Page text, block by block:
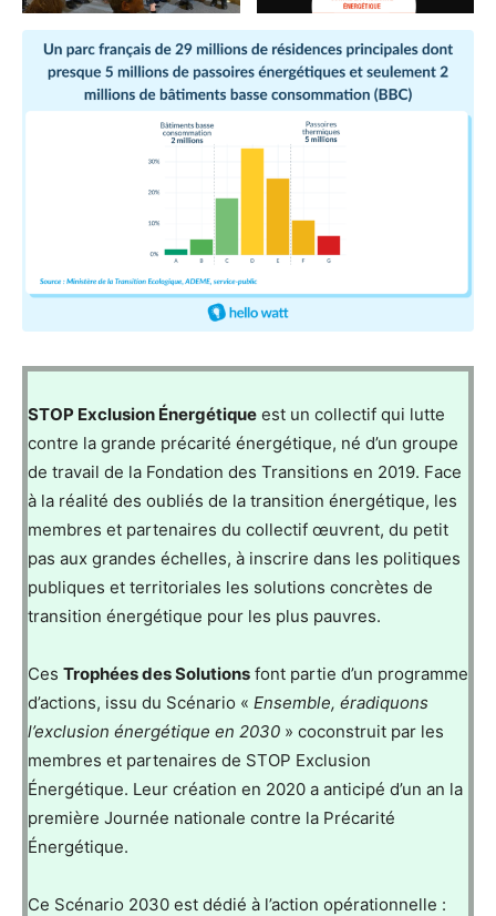
STOP Exclusion Énergétique est un collectif qui lutte
contre la grande précarité énergétique, né d’un groupe
de travail de la Fondation des Transitions en 2019. Face
à la réalité des oubliés de la transition énergétique, les
membres et partenaires du collectif œuvrent, du petit
pas aux grandes échelles, à inscrire dans les politiques
publiques et territoriales les solutions concrètes de
transition énergétique pour les plus pauvres.
Ces Trophées des Solutions font partie d’un programme
d’actions, issu du Scénario « Ensemble, éradiquons
l’exclusion énergétique en 2030 » coconstruit par les
membres et partenaires de STOP Exclusion
Énergétique. Leur création en 2020 a anticipé d’un an la
première Journée nationale contre la Précarité
Énergétique.
Ce Scénario 2030 est dédié à l’action opérationnelle :